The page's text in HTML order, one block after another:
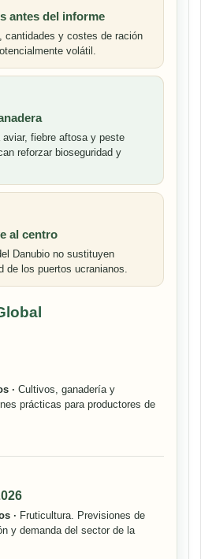
antes del informe
cantidades y costes de ración
volátil.
aviar, fiebre aftosa y peste
reforzar bioseguridad y
al centro
Danubio no sustituyen
de los puertos ucranianos.
· Cultivos, ganadería y
prácticas para productores de
· Fruticultura. Previsiones de
y demanda del sector de la